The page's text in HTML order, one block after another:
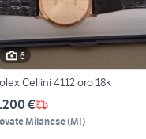
6
Cellini 4112 oro 18k
€
Milanese(MI)